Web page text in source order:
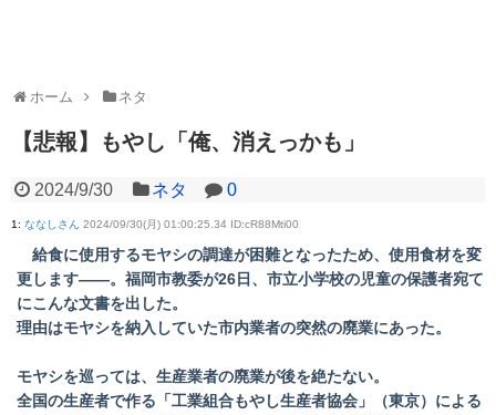
ホーム ネタ
【悲報】もやし「俺、消えっかも」
2024/9/30 ネタ 0
1: ななしさん 2024/09/30(月) 01:00:25.34 ID:cR88Mti00
給食に使用するモヤシの調達が困難となったため、使用食材を変
更します――。福岡市教委が26日、市立小学校の児童の保護者宛て
にこんな文書を出した。
理由はモヤシを納入していた市内業者の突然の廃業にあった。
モヤシを巡っては、生産業者の廃業が後を絶たない。
全国の生産者で作る「工業組合もやし生産者協会」（東京）による